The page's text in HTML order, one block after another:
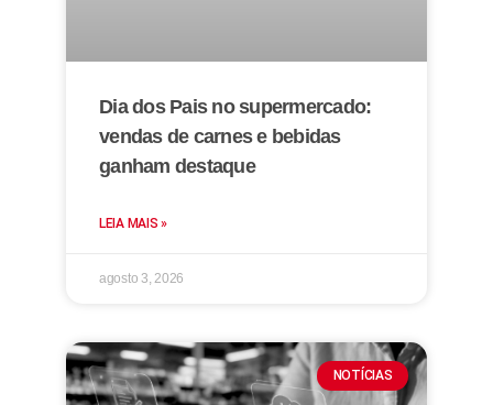
Dia dos Pais no supermercado:
vendas de carnes e bebidas
ganham destaque
LEIA MAIS »
agosto 3, 2026
NOTÍCIAS